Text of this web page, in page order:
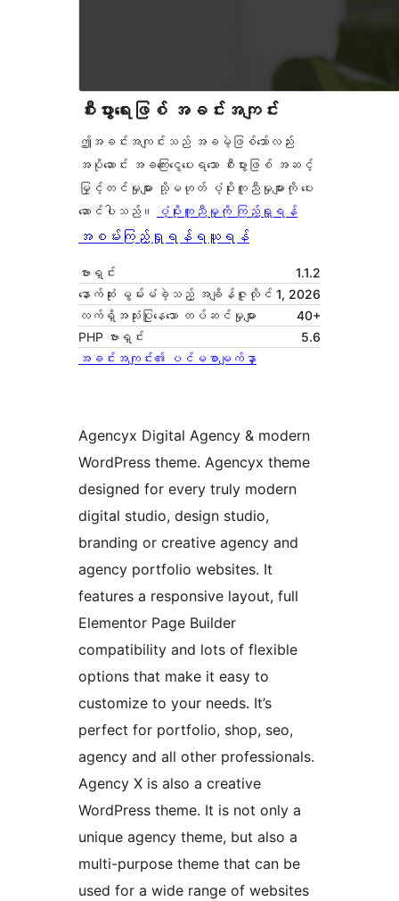
စီးပွားရေးဖြစ် အခင်းအကျင်း
ဤအခင်းအကျင်းသည် အခမဲ့ဖြစ်သော်လည်း
အပိုဆောင်း အခကြေးငွေပေးရသော စီးပွားဖြစ် အဆင့်
မြှင့်တင်မှုများ သို့မဟုတ် ပံ့ပိုးကူညီမှုများကို ပေး
ဆောင်ပါသည်။
ပံ့ပိုးကူညီမှုကို ကြည့်ရှုရန်
အစမ်းကြည့်ရှုရန် ရယူရန်
ဗားရှင်း
1.1.2
နောက်ဆုံး မွမ်းမံခဲ့သည့် အချိန် ဇူလိုင် 1, 2026
လက်ရှိအသုံးပြုနေသော တပ်ဆင်မှုများ
40+
PHP ဗားရှင်း
5.6
အခင်းအကျင်း၏ ပင်မစာမျက်နှာ
Agencyx Digital Agency & modern
WordPress theme. Agencyx theme
designed for every truly modern
digital studio, design studio,
branding or creative agency and
agency portfolio websites. It
features a responsive layout, full
Elementor Page Builder
compatibility and lots of flexible
options that make it easy to
customize to your needs. It’s
perfect for portfolio, shop, seo,
agency and all other professionals.
Agency X is also a creative
WordPress theme. It is not only a
unique agency theme, but also a
multi-purpose theme that can be
used for a wide range of websites